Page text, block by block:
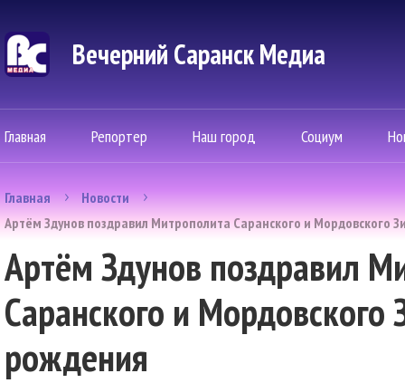
Вечерний Саранск Mедиа
Главная Репортер Наш город Социум
Главная
Новости
Артём Здунов поздравил Митрополита Саранского и Мордовского
Артём Здунов поздравил
Саранского и Мордовского
рождения